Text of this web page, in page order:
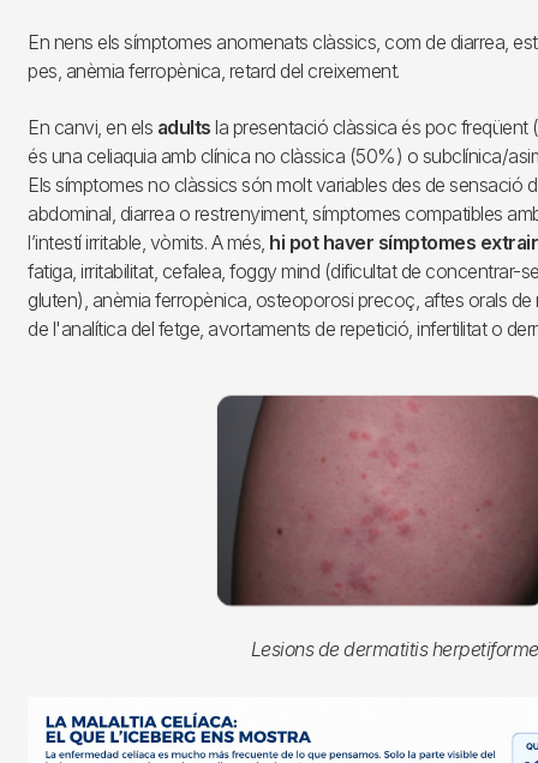
En nens els símptomes anomenats clàssics, com de diarrea,
pes, anèmia ferropènica, retard del creixement.
En canvi, en els adults la presentació clàssica és poc freqüent
és una celiaquia amb clínica no clàssica (50%) o subclínica/
Els símptomes no clàssics són molt variables des de sensació
abdominal, diarrea o restrenyiment, símptomes compatibles
l’intestí irritable, vòmits. A més, hi pot haver símptomes
fatiga, irritabilitat, cefalea, foggy mind (dificultat de concentrar-
gluten), anèmia ferropènica, osteoporosi precoç, aftes orals de
de l'analítica del fetge, avortaments de repetició, infertilitat o
Lesions de dermatitis
Imagen